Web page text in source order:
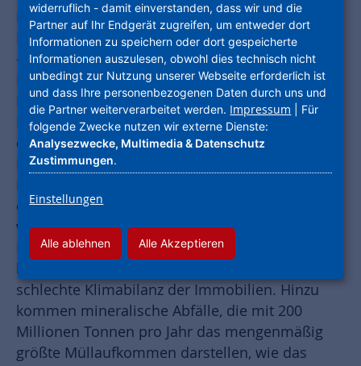
Hoher Einsatz von Primärrohstoffen,
Energieverbrauch, Abfallmengen, Flächenbedarf
– dem Gebäudesektor kommt sowohl in der
Herstellungs- und Bau-, als auch in der
Nutzungsphase eine bedeutende Rolle im
Klimaschutz zu. Um Ressourcen und CO
einzusparen, ist ein sparsamer und nachhaltiger
Einsatz unerlässlich, das Wiederverwenden von
entfallen 40 Prozent der CO
weltweit auf den Bausektor. Auch in
Deutschland sorgen energieintensiv
hergestellter Zement und Stahl für eine
schlechte Klimabilanz der Immobilien. Hinzu
kommen mineralische Abfälle, die mit 200
Millionen Tonnen pro Jahr das mengenmäßig
größte Müllaufkommen darstellen, wie das
widerruflich - damit einverstanden, dass wir und die
Partner auf Ihr Endgerät zugreifen, um entweder dort
Informationen zu speichern oder dort gespeicherte
Informationen auszulesen, obwohl dies technisch nicht
unbedingt zur Nutzung unserer Webseite erforderlich ist
und dass Ihre personenbezogenen Daten durch uns und
die Partner weiterverarbeitet werden. Impressum | Für
folgende Zwecke nutzen wir externe Dienste:
Analysezwecke, Multimedia & Datenschutz
Zustimmungen.
Einstellungen
Alle ablehnen Alle Akzeptieren